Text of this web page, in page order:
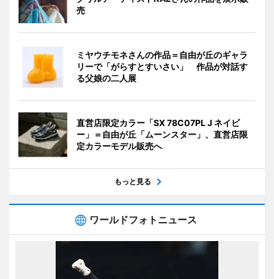
売
ミヤウチモネさんの作品＝自由が丘のギャラ
リーで「がらすとすいさい」 作品が対話す
る父娘の二人展
直営店限定カラー「SX 78C07PL J ネイビ
ー」＝自由が丘「ムーンスター」、直営店限
定カラーモデル販売へ
もっと見る
ワールドフォトニュース